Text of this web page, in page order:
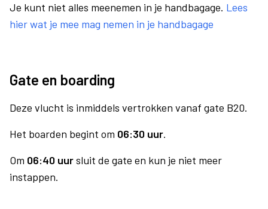
Je kunt niet alles meenemen in je handbagage. Lees
hier wat je mee mag nemen in je handbagage
Gate en boarding
Deze vlucht is inmiddels vertrokken vanaf gate B20.
Het boarden begint om 06:30 uur.
Om 06:40 uursluit de gate en kun je niet meer
instappen.